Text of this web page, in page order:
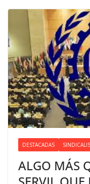
DESTACADAS
ALGO MÁS